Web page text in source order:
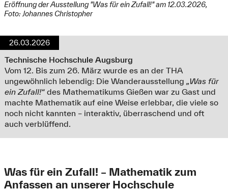
Eröffnung der Ausstellung "Was für ein Zufall!" am 12.03.2026,
Foto: Johannes Christopher
26.03.2026
Technische Hochschule Augsburg
Vom 12. Bis zum 26. März wurde es an der THA
ungewöhnlich lebendig: Die Wanderausstellung
„Was für
ein Zufall!“des Mathematikums Gießen war zu Gast und
machte Mathematik auf eine Weise erlebbar, die viele so
noch nicht kannten – interaktiv, überraschend und oft
auch verblüffend.
Was für ein Zufall! – Mathematik zum
Anfassen an unserer Hochschule